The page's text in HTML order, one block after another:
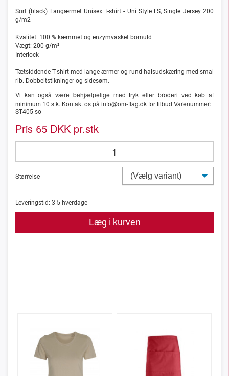
Sort (black) Langærmet Unisex T-shirt - Uni Style LS, Single Jersey 200
g/m2
Kvalitet: 100 % kæmmet og enzymvasket bomuld
Vægt: 200 g/m²
Interlock
Tætsiddende T-shirt med lange ærmer og rund halsudskæring med smal
rib. Dobbeltstikninger og sidesøm.
Vi kan også være behjælpelige med tryk eller broderi ved køb af
minimum 10 stk. Kontakt os på info@om-flag.dk for tilbud Varenummer:
ST405-so
Pris 65 DKK pr.stk
Størrelse
Leveringstid: 3-5 hverdage
Læg i kurven